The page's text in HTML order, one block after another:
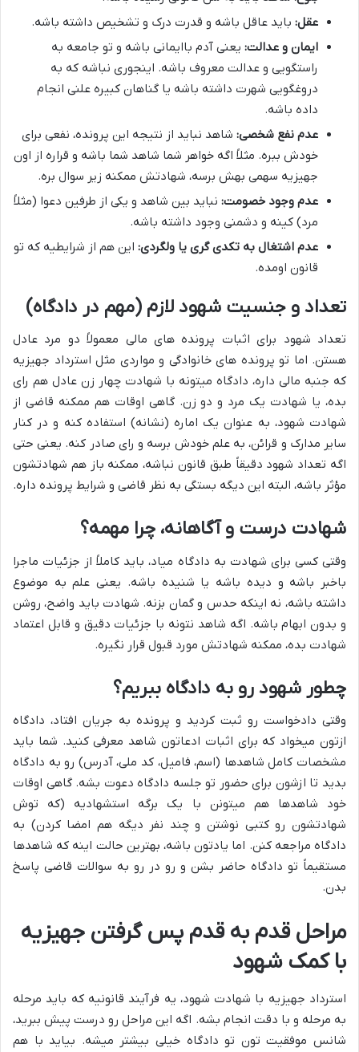
عقل: باید عاقل باشه و قدرت درک و تشخیص داشته باشه.
ایمان و عدالت: یعنی آدم باایمانی باشه و تو جامعه به
راستگویی و عدالت معروف باشه. اینجوری نباشه که به
دروغگویی شهرت داشته باشه یا گناهان کبیره علنی انجام
داده باشه.
عدم نفع شخصی: شاهد نباید از نتیجه این پرونده، نفعی برای
خودش ببره. مثلاً اگه خواهر شما شاهد شما باشه و قراره از اون
جهیزیه سهمی بهش برسه، شهادتش ممکنه زیر سوال بره.
عدم وجود خصومت: نباید بین شاهد و یکی از طرفین دعوا (مثلاً
مرد) کینه و دشمنی وجود داشته باشه.
عدم اشتغال به تکدی گری یا ولگردی: این هم از شرایطیه که تو
قانون اومده.
تعداد و جنسیت شهود لازم (مهم در دادگاه)
تعداد شهود برای اثبات پرونده های مالی معمولاً دو مرد عادل
هستن. اما تو پرونده های خانوادگی و مواردی مثل استرداد جهیزیه
که جنبه مالی داره، دادگاه میتونه با شهادت چهار زن عادل هم رای
بده، یا شهادت یک مرد و دو زن. گاهی اوقات هم ممکنه قاضی از
شهادت شهود، به عنوان یک اماره (نشانه) استفاده کنه و در کنار
سایر مدارک و قرائن، به علم خودش برسه و رای صادر کنه. یعنی حتی
اگه تعداد شهود دقیقاً طبق قانون نباشه، ممکنه باز هم شهادتشون
مؤثر باشه، البته این دیگه بستگی به نظر قاضی و شرایط پرونده داره.
شهادت درست و آگاهانه، چرا مهمه؟
وقتی کسی برای شهادت به دادگاه میاد، باید کاملاً از جزئیات ماجرا
باخبر باشه و دیده باشه یا شنیده باشه. یعنی علم به موضوع
داشته باشه، نه اینکه حدس و گمان بزنه. شهادت باید واضح، روشن
و بدون ابهام باشه. اگه شاهد نتونه با جزئیات دقیق و قابل اعتماد
شهادت بده، ممکنه شهادتش مورد قبول قرار نگیره.
چطور شهود رو به دادگاه ببریم؟
وقتی دادخواست رو ثبت کردید و پرونده به جریان افتاد، دادگاه
ازتون میخواد که برای اثبات ادعاتون شاهد معرفی کنید. شما باید
مشخصات کامل شاهدها (اسم، فامیل، کد ملی، آدرس) رو به دادگاه
بدید تا ازشون برای حضور تو جلسه دادگاه دعوت بشه. گاهی اوقات
خود شاهدها هم میتونن با یک برگه استشهادیه (که توش
شهادتشون رو کتبی نوشتن و چند نفر دیگه هم امضا کردن) به
دادگاه مراجعه کنن. اما یادتون باشه، بهترین حالت اینه که شاهدها
مستقیماً تو دادگاه حاضر بشن و رو در رو به سوالات قاضی پاسخ
بدن.
مراحل قدم به قدم پس گرفتن جهیزیه
با کمک شهود
استرداد جهیزیه با شهادت شهود، یه فرآیند قانونیه که باید مرحله
به مرحله و با دقت انجام بشه. اگه این مراحل رو درست پیش ببرید،
شانس موفقیت تون تو دادگاه خیلی بیشتر میشه. بیاید با هم